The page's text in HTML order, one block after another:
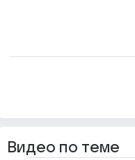
Видео по теме